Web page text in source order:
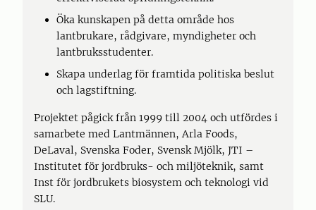
Öka kunskapen på detta område hos
lantbrukare, rådgivare, myndigheter och
lantbruksstudenter.
Skapa underlag för framtida politiska beslut
och lagstiftning.
Projektet pågick från 1999 till 2004 och utfördes i
samarbete med Lantmännen, Arla Foods,
DeLaval, Svenska Foder, Svensk Mjölk, JTI –
Institutet för jordbruks- och miljöteknik, samt
Inst för jordbrukets biosystem och teknologi vid
SLU.